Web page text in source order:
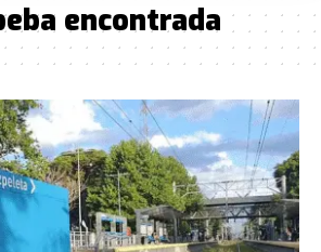
encontrada